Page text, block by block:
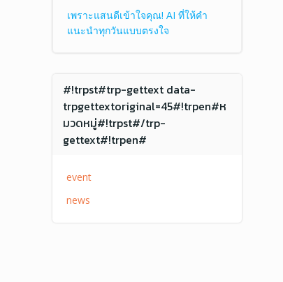
เพราะแสนดีเข้าใจคุณ! AI ที่ให้คำ
แนะนำทุกวันแบบตรงใจ
#!trpst#trp-gettext data-
trpgettextoriginal=45#!trpen#ห
มวดหมู่#!trpst#/trp-
gettext#!trpen#
event
news